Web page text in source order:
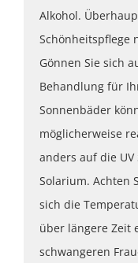
Alkohol.
Schönheitspflege
Gönnen Sie sich
Behandlung für
Sonnenbäder
möglicherweise
anders auf die
Solarium. Achten
sich die
über längere Zeit
schwangeren